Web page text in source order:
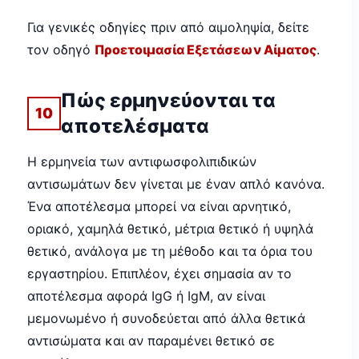
Για γενικές οδηγίες πριν από αιμοληψία, δείτε
τον οδηγό Προετοιμασία Εξετάσεων Αίματος.
10
Πώς ερμηνεύονται τα
αποτελέσματα
Η ερμηνεία των αντιφωσφολιπιδικών
αντισωμάτων δεν γίνεται με έναν απλό κανόνα.
Ένα αποτέλεσμα μπορεί να είναι αρνητικό,
οριακό, χαμηλά θετικό, μέτρια θετικό ή υψηλά
θετικό, ανάλογα με τη μέθοδο και τα όρια του
εργαστηρίου. Επιπλέον, έχει σημασία αν το
αποτέλεσμα αφορά IgG ή IgM, αν είναι
μεμονωμένο ή συνοδεύεται από άλλα θετικά
αντισώματα και αν παραμένει θετικό σε